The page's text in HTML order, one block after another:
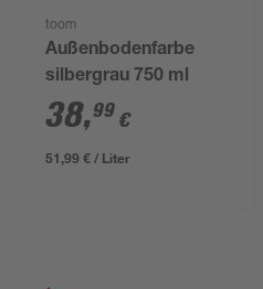
toom
Außenbodenfarbe
silbergrau 750 ml
38,99 €
51,99 € / Liter